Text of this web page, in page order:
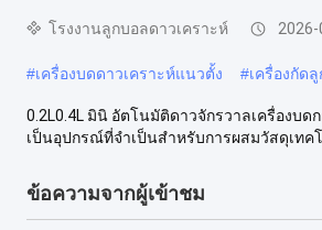
โรงงานลูกบอลดาวเคราะห์
#เครื่องบดดาวเคราะห์แนวตั้ง #เครื่องกัด
0.2L0.4L มินิ อัตโนมัติดาวจักรวาลเครื่องบ
เป็นอุปกรณ์ที่จําเป็นสําหรับการผสมวัสดุเทคโ
ข้อความจากผู้เข้าชม